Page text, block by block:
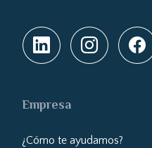
Empresa
¿Cómo te ayudamos?